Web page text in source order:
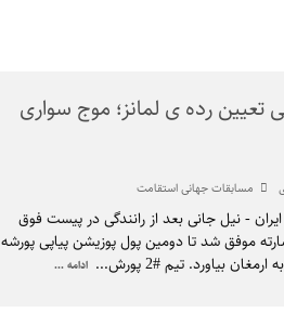
تعیین رده ی لمانز؛ موج سواری
مسابقات جهانی استقامت
- نیل جانی بعد از رانندگی در پیست فوق
موفق شد تا دومین پول پوزیشن پیاپی پورشه
ارمغان بیاورد. تیم #2 پورش
... ادامه ...